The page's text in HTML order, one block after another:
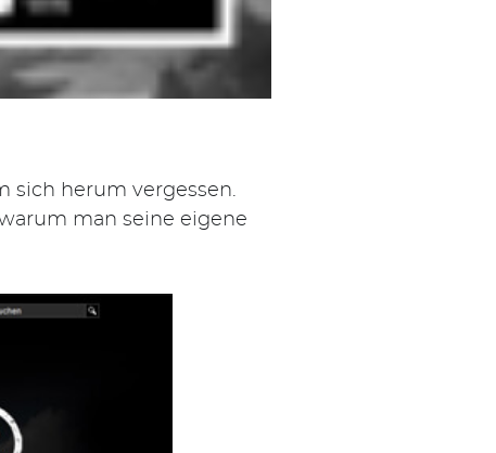
sich herum vergessen.
man seine eigene